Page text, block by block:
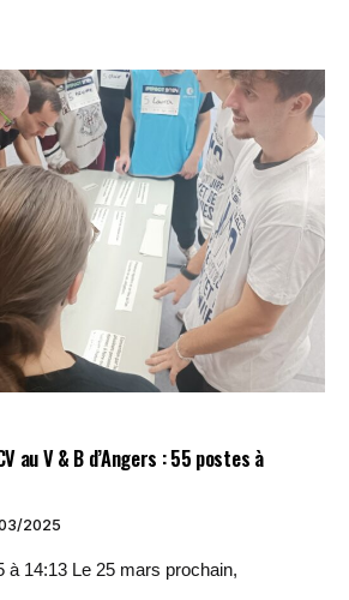
au V & B d’Angers : 55 postes à
2025
à 14:13 Le 25 mars prochain,